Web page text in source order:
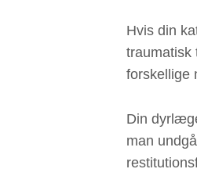
Hvis din
traumatisk
forskellige
Din
man